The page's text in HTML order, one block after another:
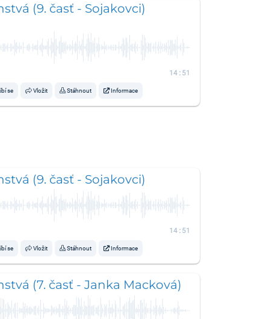
(9. časť - Sojakovci)
14:51
se Vložit Stáhnout Informace
(9. časť - Sojakovci)
14:51
se Vložit Stáhnout Informace
(7. časť - Janka Macková)